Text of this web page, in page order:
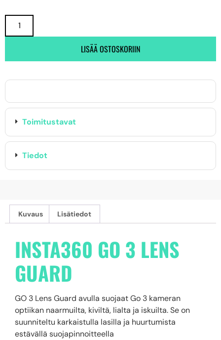
LISÄÄ OSTOSKORIIN
Toimitustavat
Tiedot
Kuvaus Lisätiedot
INSTA360 GO 3 LENS
GUARD
GO 3 Lens Guard avulla suojaat Go 3 kameran
optiikan naarmuilta, kiviltä, lialta ja iskuilta. Se on
suunniteltu karkaistulla lasilla ja huurtumista
estävällä suojapinnoitteella